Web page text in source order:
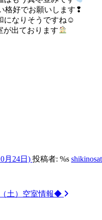
格好でお願いします❢
になりそうですね☺
が出ております
月24日) 投稿者: %s
土）空室情報◆